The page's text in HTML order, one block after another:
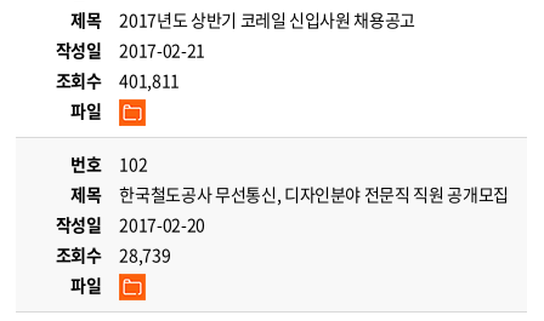
제목
2017년도 상반기 코레일 신입사원 채용공고
작성일
2017-02-21
조회수
401,811
파일
번호
102
제목
한국철도공사 무선통신, 디자인분야 전문직 직원 공개모집
작성일
2017-02-20
조회수
28,739
파일